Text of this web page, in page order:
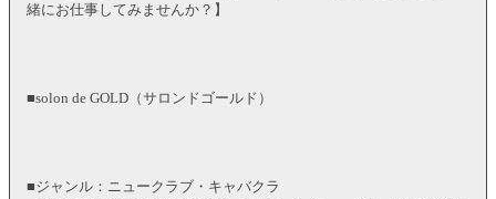
緒にお仕事してみませんか？】
■solon de GOLD（サロンドゴールド）
■ジャンル：ニュークラブ・キャバクラ